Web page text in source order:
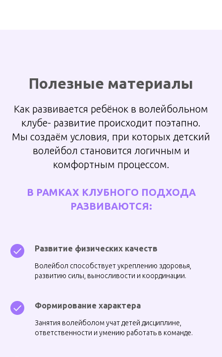
Полезные материалы
Как развивается ребёнок в волейбольном
клубе- развитие происходит поэтапно.
Мы создаём условия, при которых детский
волейбол становится логичным и
комфортным процессом.
В РАМКАХ КЛУБНОГО ПОДХОДА
РАЗВИВАЮТСЯ:
Развитие физических качеств
Волейбол способствует укреплению здоровья,
развитию силы, выносливости и координации.
Формирование характера
Занятия волейболом учат детей дисциплине,
ответственности и умению работать в команде.